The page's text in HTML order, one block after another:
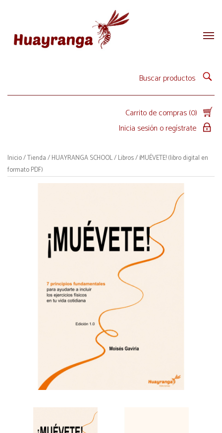
Carrito de compras (0)
Inicia sesión o regístrate
Inicio/Tienda/HUAYRANGA SCHOOL/Libros/ ¡MUÉVETE! (libro digital en
formato PDF)